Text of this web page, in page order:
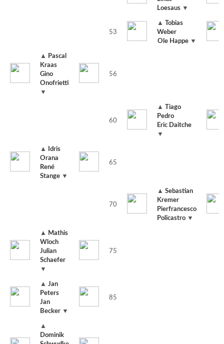
Loesaus ▼
53
▲
Tobias
Weber
Ole Happe ▼
▲
Pascal
Kraas
Gino
Onofrietti
▼
56
60
▲
Tiago
Pedro
Eric Daitche
▼
▲
Idris
Orana
René
Stange ▼
65
70
▲ Sebastian
Kremer
Pierfrancesco
Policastro ▼
▲
Mathis
Wloch
Julian
Schaefer
▼
75
▲ Jan
Peters
Jan
Becker ▼
85
▲
Dominik